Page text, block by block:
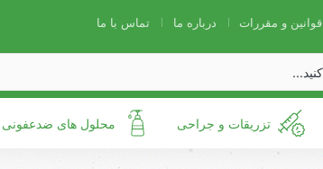
قوانین و مقررات درباره ما تماس با ما
تزریقات و جراحی محلول های ضدعفونی